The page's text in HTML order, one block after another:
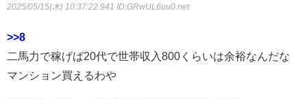
2025/05/15(木) 10:37:22.941 ID:GRwUL6uu0.net
>>8
二馬力で稼げば20代で世帯収入800くらいは余裕なんだな
マンション買えるわや